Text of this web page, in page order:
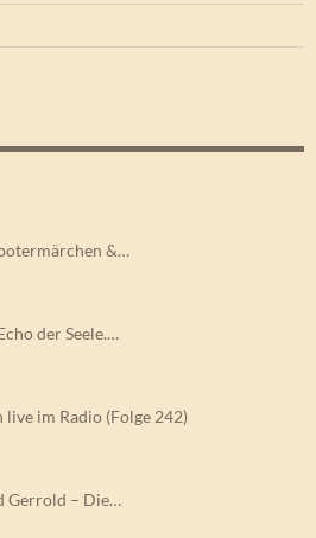
&…
der Seele.…
im Radio (Folge 242)
Gerrold – Die…